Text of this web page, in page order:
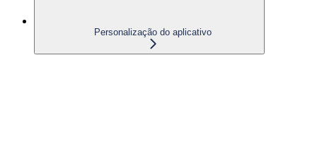
Personalização do aplicativo